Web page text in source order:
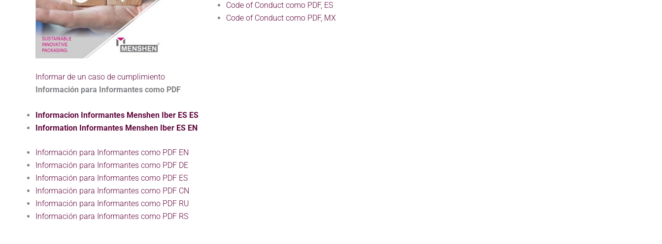
Code of Conduct como PDF, ES
Code of Conduct como PDF, MX
Informar de un caso de cumplimiento
Información para Informantes como PDF
Informacion Informantes Menshen Iber ES ES
Information Informantes Menshen Iber ES EN
Información para Informantes como PDF EN
Información para Informantes como PDF DE
Información para Informantes como PDF ES
Información para Informantes como PDF CN
Información para Informantes como PDF RU
Información para Informantes como PDF RS